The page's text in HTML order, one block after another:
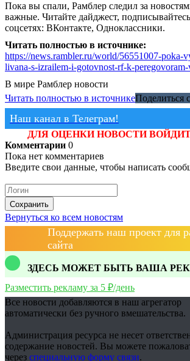
Пока вы спали, Рамблер следил за
важные. Читайте дайджест,
соцсетях: ВКонтакте, Одноклассники.
Читать полностью в источнике:
https://news.rambler.ru/world/56551007-poka-
livana-s-izrailem-i-gotovnost-rf-k-peregovoram-
В мире Рамблер новости
Читать полностью в источникеПоделиться
Наш канал в Телеграм!
ДЛЯ ОЦЕНКИ НОВОСТИ
Комментарии 0
Пока нет комментариев
Введите свои данные, чтобы написать
Сохранить
Вернуться ко всем новостям
Поддержать наш проект для
сайта
ЗДЕСЬ МОЖЕТ БЫТЬ ВАША
Разместить рекламу за 5 ₽/день
Все новости добавляются в наш агрегатор
автоматически без ручного вмешательства.
Администрация ресурса не несет
содержание новостей. Вы можете
через специальную форму связи.